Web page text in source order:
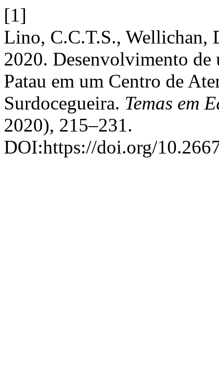
[1]
Lino, C.C.T.S., Wellichan,
2020. Desenvolvimento de
Patau em um Centro de
Surdocegueira. Temas em
2020), 215–231.
DOI:https://doi.org/